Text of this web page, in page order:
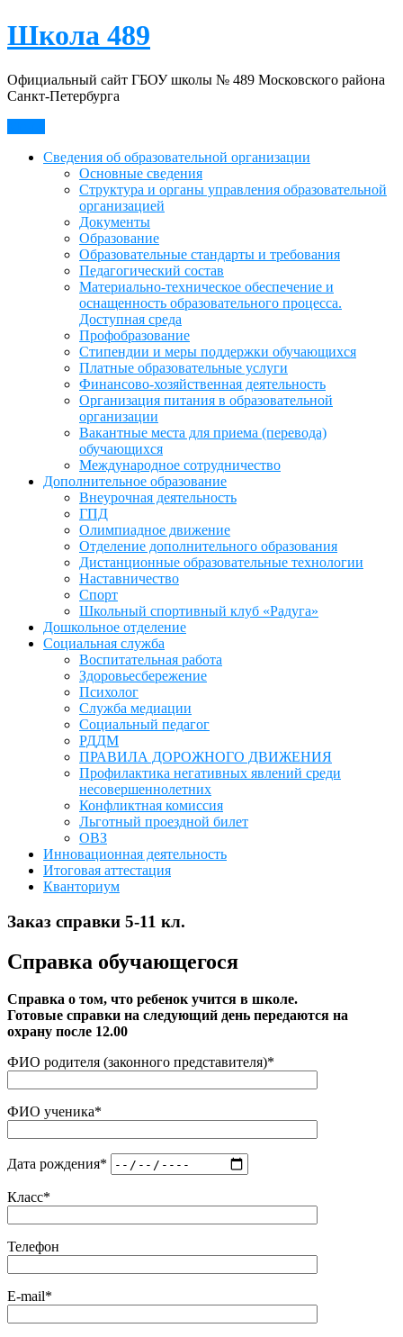
Skip
to
Школа 489
Официальный сайт ГБОУ школы № 489 Московского района
Санкт-Петербурга
Сведения об образовательной организации
Основные сведения
Структура и органы управления образовательной
организацией
Документы
Образование
Образовательные стандарты и требования
Педагогический состав
Материально-техническое обеспечение и
оснащенность образовательного процесса.
Доступная среда
Профобразование
Стипендии и меры поддержки обучающихся
Платные образовательные услуги
Финансово-хозяйственная деятельность
Организация питания в образовательной
организации
Вакантные места для приема (перевода)
обучающихся
Международное сотрудничество
Дополнительное образование
Внеурочная деятельность
ГПД
Олимпиадное движение
Отделение дополнительного образования
Дистанционные образовательные технологии
Наставничество
Спорт
Школьный спортивный клуб «Радуга»
Дошкольное отделение
Социальная служба
Воспитательная работа
Здоровьесбережение
Психолог
Служба медиации
Социальный педагог
РДДМ
ПРАВИЛА ДОРОЖНОГО ДВИЖЕНИЯ
Профилактика негативных явлений среди
несовершеннолетних
Конфликтная комиссия
Льготный проездной билет
ОВЗ
Инновационная деятельность
Итоговая аттестация
Кванториум
Заказ справки 5-11 кл.
Справка обучающегося
Справка о том, что ребенок учится в школе.
Готовые справки на следующий день передаются на
охрану после 12.00
ФИО родителя (законного представителя)*
ФИО ученика*
Дата рождения*
Класс*
Телефон
E-mail*